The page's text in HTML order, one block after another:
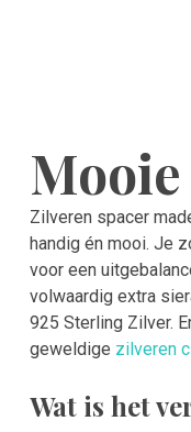
Zilveren spacer
handig én mooi. Je
voor een
volwaardig extra
925 Sterling Zilver.
geweldige zilveren
Wat is het